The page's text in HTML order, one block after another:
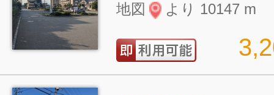
地図 より 10147 m